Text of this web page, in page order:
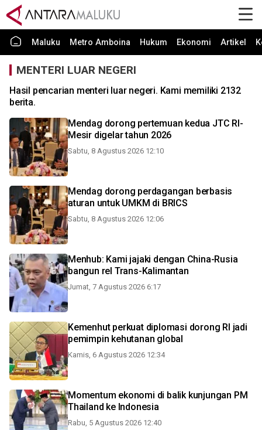
Maluku Metro Amboina Hukum Ekonomi Artikel
MENTERI LUAR NEGERI
Hasil pencarian menteri luar negeri. Kami memiliki 2132
berita.
Mendag dorong pertemuan kedua JTC RI-
Mesir digelar tahun 2026
Sabtu, 8 Agustus 2026 12:10
Mendag dorong perdagangan berbasis
aturan untuk UMKM di BRICS
Sabtu, 8 Agustus 2026 12:06
Menhub: Kami jajaki dengan China-Rusia
bangun rel Trans-Kalimantan
Jumat, 7 Agustus 2026 6:17
Kemenhut perkuat diplomasi dorong RI jadi
pemimpin kehutanan global
Kamis, 6 Agustus 2026 12:34
Momentum ekonomi di balik kunjungan PM
Thailand ke Indonesia
Rabu, 5 Agustus 2026 12:40